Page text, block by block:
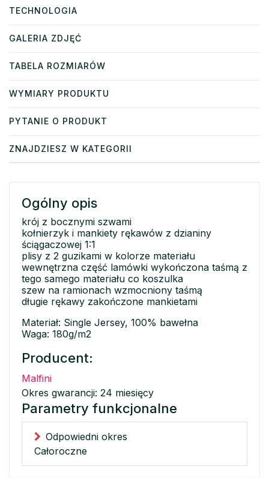
TECHNOLOGIA
GALERIA ZDJĘĆ
TABELA ROZMIARÓW
WYMIARY PRODUKTU
PYTANIE O PRODUKT
ZNAJDZIESZ W KATEGORII
Ogólny opis
krój z bocznymi szwami
kołnierzyk i mankiety rękawów z dzianiny
ściągaczowej 1:1
plisy z 2 guzikami w kolorze materiału
wewnętrzna część lamówki wykończona taśmą z
tego samego materiału co koszulka
szew na ramionach wzmocniony taśmą
długie rękawy zakończone mankietami
Materiał: Single Jersey, 100% bawełna
Waga: 180g/m2
Producent:
Malfini
Okres gwarancji: 24 miesięcy
Parametry funkcjonalne
Odpowiedni okres
Całoroczne